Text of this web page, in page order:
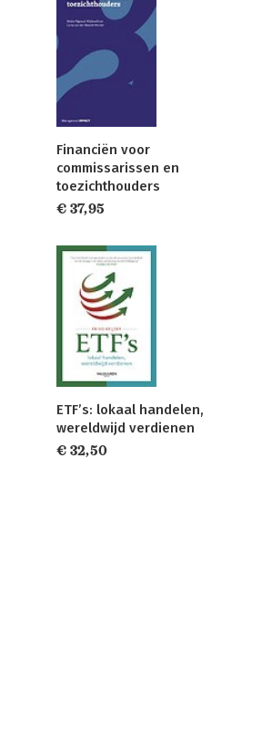
Financiën voor
commissarissen en
toezichthouders
€ 37,95
ETF’s: lokaal handelen,
wereldwijd verdienen
€ 32,50